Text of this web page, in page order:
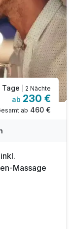
Tage | 2 Nächte
ab 230 €
ab 460 €
Massage